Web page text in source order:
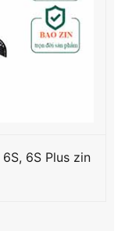
6S Plus zin